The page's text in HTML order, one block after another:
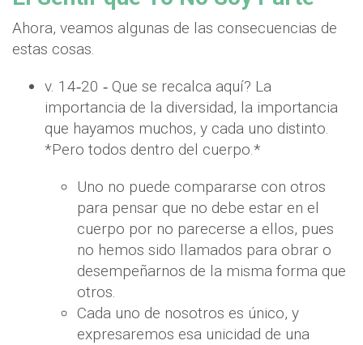
Ahora, veamos algunas de las consecuencias de
estas cosas.
v. 14‐20 ‐ Que se recalca aquí? La
importancia de la diversidad, la importancia
que hayamos muchos, y cada uno distinto.
*Pero todos dentro del cuerpo.*
Uno no puede compararse con otros
para pensar que no debe estar en el
cuerpo por no parecerse a ellos, pues
no hemos sido llamados para obrar o
desempeñarnos de la misma forma que
otros.
Cada uno de nosotros es único, y
expresaremos esa unicidad de una